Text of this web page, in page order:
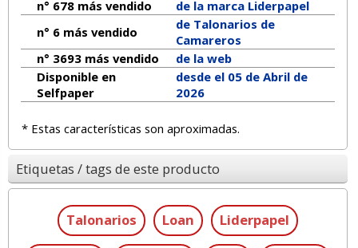
n° 678 más vendido
de la marca Liderpapel
n° 6 más vendido
de Talonarios de
Camareros
n° 3693 más vendido
de la web
Disponible en
Selfpaper
desde el 05 de Abril de
2026
* Estas características son aproximadas.
Etiquetas / tags de este producto
Talonarios Loan Liderpapel